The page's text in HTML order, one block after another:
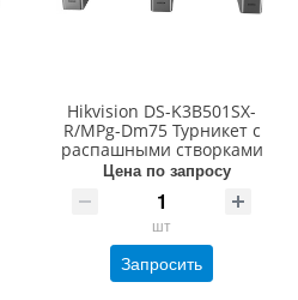
Hikvision DS-K3B501SX-
R/MPg-Dm75 Турникет с
распашными створками
Цена по запросу
шт
Запросить